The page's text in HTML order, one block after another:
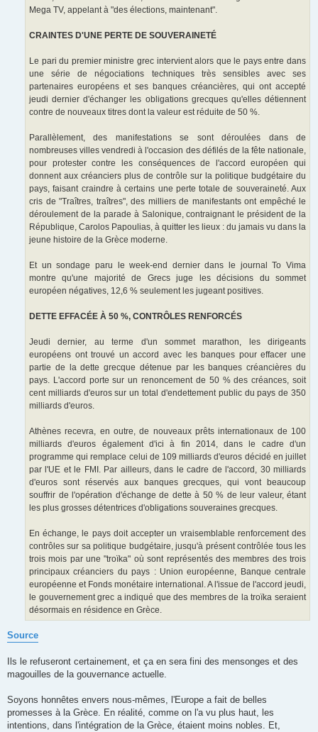
Mega TV, appelant à "des élections, maintenant".
CRAINTES D'UNE PERTE DE SOUVERAINETÉ
Le pari du premier ministre grec intervient alors que le pays entre dans
une série de négociations techniques très sensibles avec ses
partenaires européens et ses banques créancières, qui ont accepté
jeudi dernier d'échanger les obligations grecques qu'elles détiennent
contre de nouveaux titres dont la valeur est réduite de 50 %.
Parallèlement, des manifestations se sont déroulées dans de
nombreuses villes vendredi à l'occasion des défilés de la fête nationale,
pour protester contre les conséquences de l'accord européen qui
donnent aux créanciers plus de contrôle sur la politique budgétaire du
pays, faisant craindre à certains une perte totale de souveraineté. Aux
cris de "Traîtres, traîtres", des milliers de manifestants ont empêché le
déroulement de la parade à Salonique, contraignant le président de la
République, Carolos Papoulias, à quitter les lieux : du jamais vu dans la
jeune histoire de la Grèce moderne.
Et un sondage paru le week-end dernier dans le journal To Vima
montre qu'une majorité de Grecs juge les décisions du sommet
européen négatives, 12,6 % seulement les jugeant positives.
DETTE EFFACÉE À 50 %, CONTRÔLES RENFORCÉS
Jeudi dernier, au terme d'un sommet marathon, les dirigeants
européens ont trouvé un accord avec les banques pour effacer une
partie de la dette grecque détenue par les banques créancières du
pays. L'accord porte sur un renoncement de 50 % des créances, soit
cent milliards d'euros sur un total d'endettement public du pays de 350
milliards d'euros.
Athènes recevra, en outre, de nouveaux prêts internationaux de 100
milliards d'euros également d'ici à fin 2014, dans le cadre d'un
programme qui remplace celui de 109 milliards d'euros décidé en juillet
par l'UE et le FMI. Par ailleurs, dans le cadre de l'accord, 30 milliards
d'euros sont réservés aux banques grecques, qui vont beaucoup
souffrir de l'opération d'échange de dette à 50 % de leur valeur, étant
les plus grosses détentrices d'obligations souveraines grecques.
En échange, le pays doit accepter un vraisemblable renforcement des
contrôles sur sa politique budgétaire, jusqu'à présent contrôlée tous les
trois mois par une "troïka" où sont représentés des membres des trois
principaux créanciers du pays : Union européenne, Banque centrale
européenne et Fonds monétaire international. A l'issue de l'accord jeudi,
le gouvernement grec a indiqué que des membres de la troïka seraient
désormais en résidence en Grèce.
Source
Ils le refuseront certainement, et ça en sera fini des mensonges et des
magouilles de la gouvernance actuelle.
Soyons honnêtes envers nous-mêmes, l'Europe a fait de belles
promesses à la Grèce. En réalité, comme on l'a vu plus haut, les
intentions, dans l'intégration de la Grèce, étaient moins nobles. Et,